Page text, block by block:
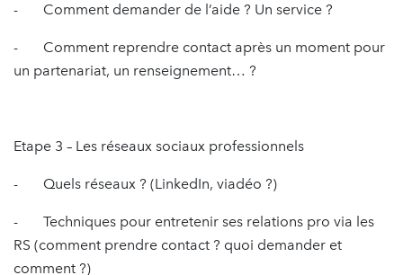
- Comment demander de l’aide ? Un service ?
- Comment reprendre contact après un moment pour
un partenariat, un renseignement… ?
Etape 3 – Les réseaux sociaux professionnels
- Quels réseaux ? (LinkedIn, viadéo ?)
- Techniques pour entretenir ses relations pro via les
RS (comment prendre contact ? quoi demander et
comment ?)